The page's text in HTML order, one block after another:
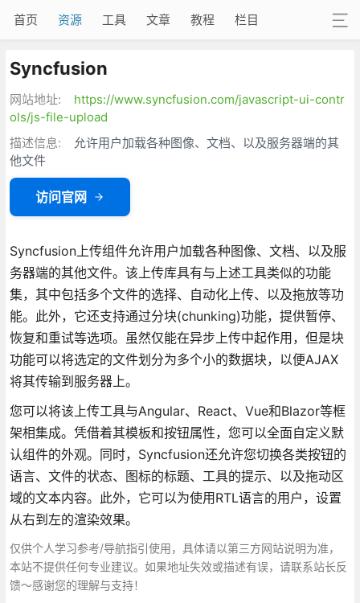
首页 资源 工具 文章 教程 栏目
Syncfusion
网站地址:
https://www.syncfusion.com/javascript-ui-contr
ols/js-file-upload
描述信息:
允许用户加载各种图像、文档、以及服务器端的其
他文件
访问官网
Syncfusion上传组件允许用户加载各种图像、文档、以及服
务器端的其他文件。该上传库具有与上述工具类似的功能
集，其中包括多个文件的选择、自动化上传、以及拖放等功
能。此外，它还支持通过分块(chunking)功能，提供暂停、
恢复和重试等选项。虽然仅能在异步上传中起作用，但是块
功能可以将选定的文件划分为多个小的数据块，以便AJAX
将其传输到服务器上。
您可以将该上传工具与Angular、React、Vue和Blazor等框
架相集成。凭借着其模板和按钮属性，您可以全面自定义默
认组件的外观。同时，Syncfusion还允许您切换各类按钮的
语言、文件的状态、图标的标题、工具的提示、以及拖动区
域的文本内容。此外，它可以为使用RTL语言的用户，设置
从右到左的渲染效果。
仅供个人学习参考/导航指引使用，具体请以第三方网站说明为准，
本站不提供任何专业建议。如果地址失效或描述有误，请联系站长反
馈～感谢您的理解与支持！